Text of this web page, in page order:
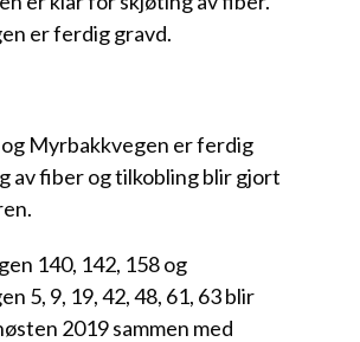
er ferdig gravd.
Myrbakkvegen er ferdig
av fiber og tilkobling blir gjort
140, 142, 158 og
5, 9, 19, 42, 48, 61, 63 blir
2019 sammen med